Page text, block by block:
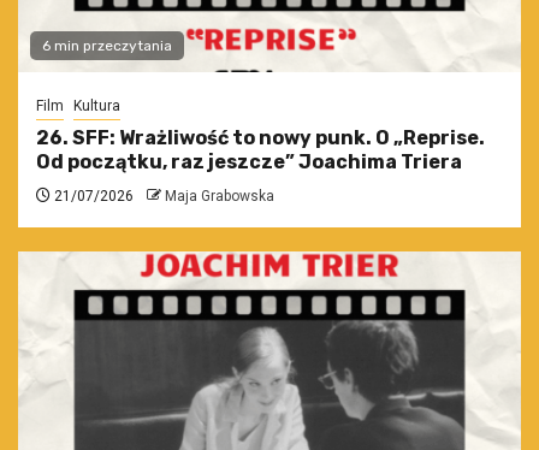
6 min przeczytania
Film Kultura
26. SFF: Wrażliwość to nowy punk. O „Reprise.
Od początku, raz jeszcze” Joachima Triera
21/07/2026 Maja Grabowska